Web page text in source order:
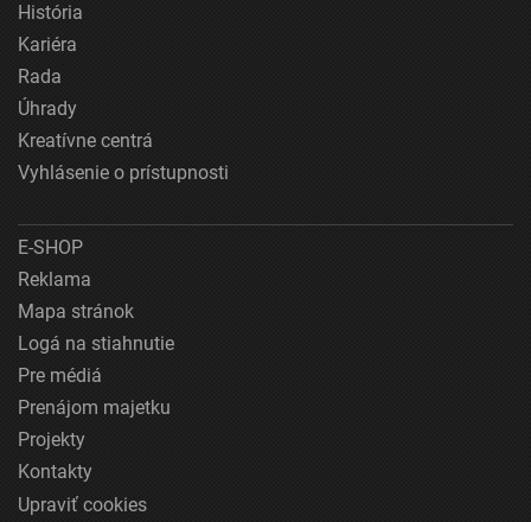
História
Kariéra
Rada
Úhrady
Kreatívne centrá
Vyhlásenie o prístupnosti
E-SHOP
Reklama
Mapa stránok
Logá na stiahnutie
Pre médiá
Prenájom majetku
Projekty
Kontakty
Upraviť cookies